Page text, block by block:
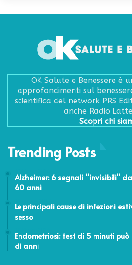
OK Salute e Benessere è
approfondimenti sul
scientifica del network PRS
anche Radio
Scopri chi
Trending Posts
Alzheimer: 6 segnali “invisibili”
60 anni
Le principali cause di infezioni
sesso
Endometriosi: test di 5 minuti
di anni